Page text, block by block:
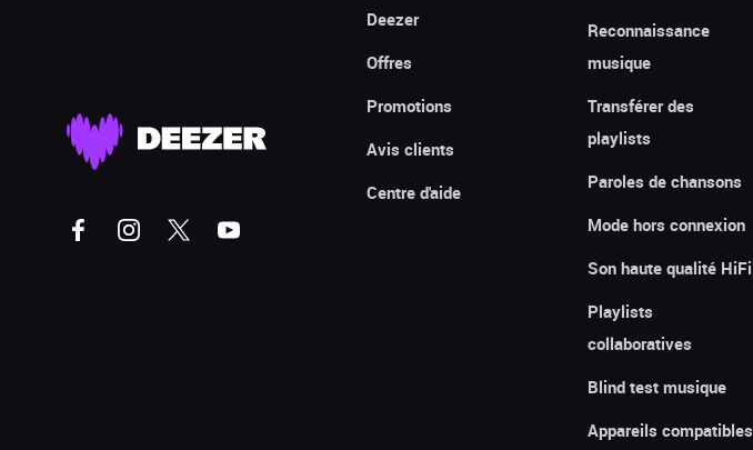
Deezer
Offres
Promotions
Avis clients
Centre d'aide
Reconnaissance
musique
Transférer des
playlists
Paroles de chansons
Mode hors connexion
Son haute qualité HiFi
Playlists
collaboratives
Blind test musique
Appareils compatibles